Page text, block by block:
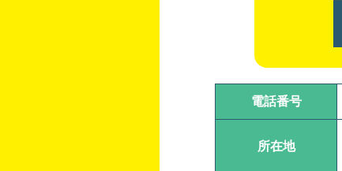
電話番号
所在地